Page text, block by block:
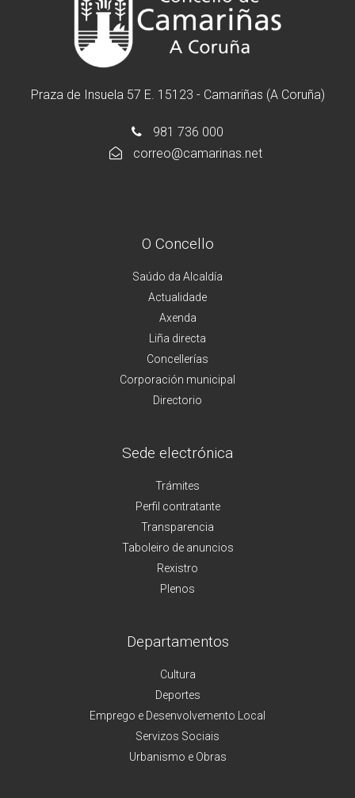
Praza de Insuela 57 E. 15123 - Camariñas (A Coruña)
981 736 000
correo@camarinas.net
O Concello
Saúdo da Alcaldía
Actualidade
Axenda
Liña directa
Concellerías
Corporación municipal
Directorio
Sede electrónica
Trámites
Perfil contratante
Transparencia
Taboleiro de anuncios
Rexistro
Plenos
Departamentos
Cultura
Deportes
Emprego e Desenvolvemento Local
Servizos Sociais
Urbanismo e Obras